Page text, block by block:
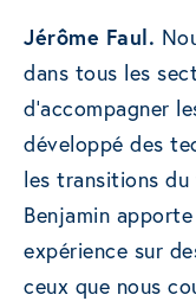
Jérôme Faul.
dans tous les
d’accompagner
développé des
les transitions
Benjamin
expérience sur
ceux que nous